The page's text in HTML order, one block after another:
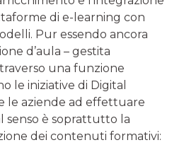
di e-learning con
Pur essendo ancora
d’aula – gestita
una funzione
le iniziative di Digital
le aziende ad effettuare
senso è soprattutto la
dei contenuti formativi: